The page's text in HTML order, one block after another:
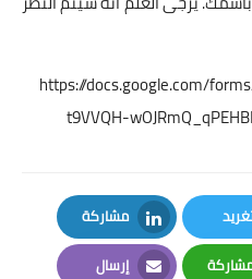
https://docs.google.com/
t9VVQH-
مشاركة
LinkedIn
إرسال